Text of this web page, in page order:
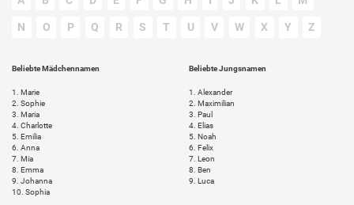
N O P Q R S T U V W X Y Z
Beliebte Mädchennamen
1.
Marie
2. Sophie
3. Maria
4. Charlotte
5. Emilia
6. Anna
7. Mia
8. Emma
9. Johanna
10. Sophia
Beliebte Jungsnamen
1.
Alexander
2. Maximilian
3. Paul
4. Elias
5. Noah
6. Felix
7. Leon
8. Ben
9. Luca